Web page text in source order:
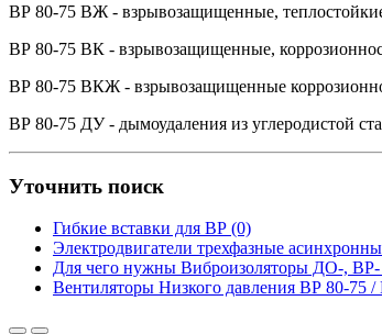
ВР 80-75 ВЖ - взрывозащищенные,
ВР 80-75 ВК - взрывозащищенные,
ВР 80-75 ВКЖ - взрывозащищенные
ВР 80-75 ДУ - дымоудаления из углеродистой
Уточнить поиск
Гибкие вставки для ВР (0)
Электродвигатели трехфазные
Для чего нужны Виброизоляторы ДО-, ВР-
Вентиляторы Низкого давления ВР 80-